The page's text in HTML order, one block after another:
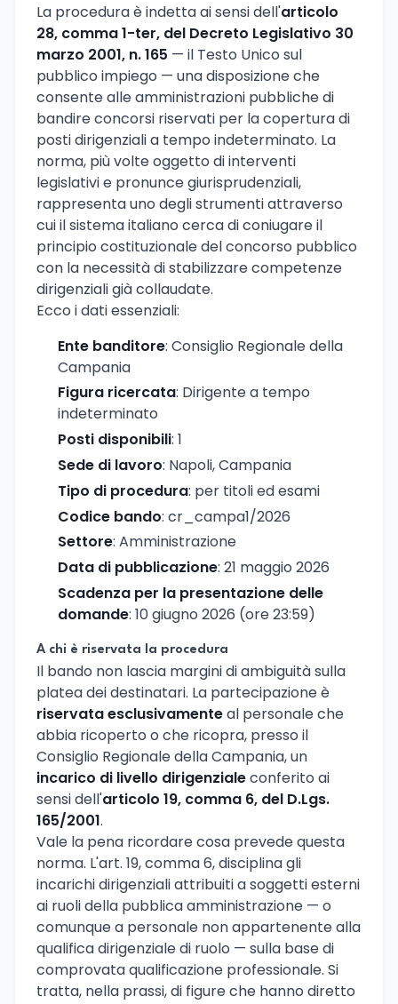
La procedura è indetta ai sensi dell'articolo
28, comma 1-ter, del Decreto Legislativo 30
marzo 2001, n. 165 — il Testo Unico sul
pubblico impiego — una disposizione che
consente alle amministrazioni pubbliche di
bandire concorsi riservati per la copertura di
posti dirigenziali a tempo indeterminato. La
norma, più volte oggetto di interventi
legislativi e pronunce giurisprudenziali,
rappresenta uno degli strumenti attraverso
cui il sistema italiano cerca di coniugare il
principio costituzionale del concorso pubblico
con la necessità di stabilizzare competenze
dirigenziali già collaudate.
Ecco i dati essenziali:
Ente banditore: Consiglio Regionale della
Campania
Figura ricercata: Dirigente a tempo
indeterminato
Posti disponibili: 1
Sede di lavoro: Napoli, Campania
Tipo di procedura: per titoli ed esami
Codice bando: cr_campa1/2026
Settore: Amministrazione
Data di pubblicazione: 21 maggio 2026
Scadenza per la presentazione delle
domande: 10 giugno 2026 (ore 23:59)
A chi è riservata la procedura
Il bando non lascia margini di ambiguità sulla
platea dei destinatari. La partecipazione è
riservata esclusivamenteal personale che
abbia ricoperto o che ricopra, presso il
Consiglio Regionale della Campania, un
incarico di livello dirigenzialeconferito ai
sensi dell'articolo 19, comma 6, del D.Lgs.
165/2001.
Vale la pena ricordare cosa prevede questa
norma. L'art. 19, comma 6, disciplina gli
incarichi dirigenziali attribuiti a soggetti esterni
ai ruoli della pubblica amministrazione — o
comunque a personale non appartenente alla
qualifica dirigenziale di ruolo — sulla base di
comprovata qualificazione professionale. Si
tratta, nella prassi, di figure che hanno diretto